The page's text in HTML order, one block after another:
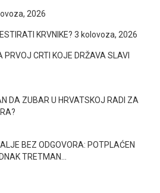
2026
KRVNIKE? 3 kolovoza, 2026
CRTI KOJE DRŽAVA SLAVI
DA ZUBAR U HRVATSKOJ RADI ZA
BEZ ODGOVORA: POTPLAĆEN
TRETMAN…